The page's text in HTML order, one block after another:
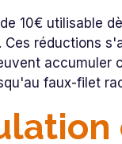
10€ utilisable
réductions
accumuler
faux-filet